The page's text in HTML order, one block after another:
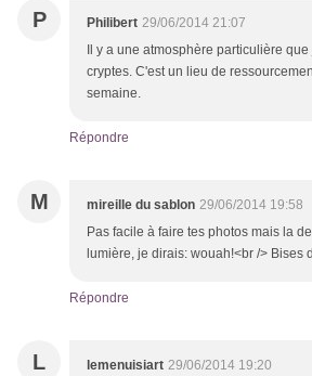
P Philibert 29/06/2014 21:07
Il y a une atmosphère particulière
cryptes. C'est un lieu de
semaine.
Répondre
M mireille du sablon 29/06/2014 19:58
Pas facile à faire tes photos mais la
lumière, je dirais: wouah!<br /> Bises
Répondre
L lemenuisiart 29/06/2014 19:20